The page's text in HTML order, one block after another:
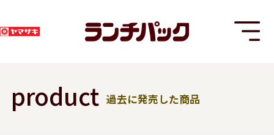
product 過去に発売した商品